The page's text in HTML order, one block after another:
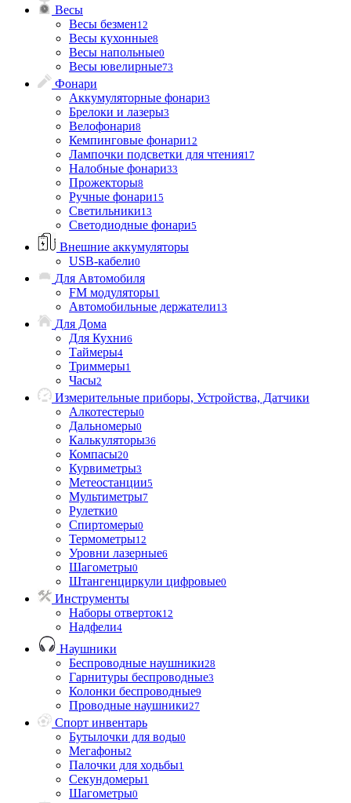
Весы
Весы безмен12
Весы кухонные8
Весы напольные0
Весы ювелирные73
Фонари
Аккумуляторные фонари3
Брелоки и лазеры3
Велофонари8
Кемпинговые фонари12
Лампочки подсветки для чтения17
Налобные фонари33
Прожекторы8
Ручные фонари15
Светильники13
Светодиодные фонари5
Внешние аккумуляторы
USB-кабели0
Для Автомобиля
FM модуляторы1
Автомобильные держатели13
Для Дома
Для Кухни6
Таймеры4
Триммеры1
Часы2
Измерительные приборы, Устройства, Датчики
Алкотестеры0
Дальномеры0
Калькуляторы36
Компасы20
Курвиметры3
Метеостанции5
Мультиметры7
Рулетки0
Спиртомеры0
Термометры12
Уровни лазерные6
Шагометры0
Штангенциркули цифровые0
Инструменты
Наборы отверток12
Надфели4
Наушники
Беспроводные наушники28
Гарнитуры беспроводные3
Колонки беспроводные9
Проводные наушники27
Спорт инвентарь
Бутылочки для воды0
Мегафоны2
Палочки для ходьбы1
Секундомеры1
Шагометры0